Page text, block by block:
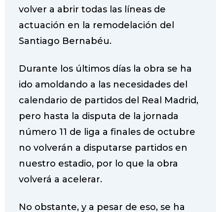
o
e
A
r
e
t
volver a abrir todas las líneas de
actuación en la remodelación del
Santiago Bernabéu.
Durante los últimos días la obra se ha
ido amoldando a las necesidades del
calendario de partidos del Real Madrid,
pero hasta la disputa de la jornada
número 11 de liga a finales de octubre
no volverán a disputarse partidos en
nuestro estadio, por lo que la obra
volverá a acelerar.
No obstante, y a pesar de eso, se ha